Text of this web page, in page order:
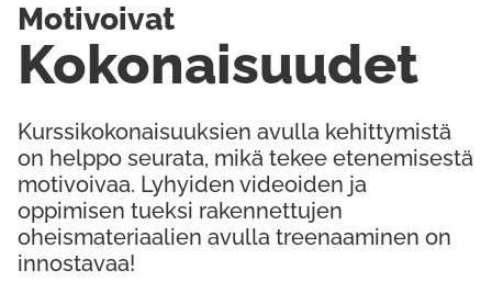
Kurssikokonaisuuksien avulla kehittymistä
on helppo seurata, mikä tekee etenemisestä
motivoivaa. Lyhyiden videoiden ja
oppimisen tueksi rakennettujen
oheismateriaalien avulla treenaaminen on
innostavaa!
Kokonaisuudet
Motivoivat